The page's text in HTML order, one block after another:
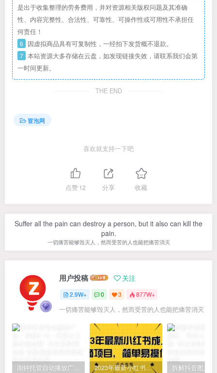
是出于收集整理的劳务费用，并对资源相关版权问题及其准确
性、内容完整性、合法性、可靠性、可操作性或可用性不承担任
何责任！
6 因虚拟商品具有可复制性，一经拍下发货概不退款。
7 本站资源大多存储在云盘，如发现链接失效，请联系我们会第
一时间更新。
THE END
冒泡网
喜欢就支持一下吧
点赞12 分享 收藏
Suffer all the pain can destroy a person, but it also can kill the
pain.
一切痛苦能够毁灭人，然而受苦的人也能把痛苦消灭
用户投稿 关注
2.9W+ 0 3 877W+
一切痛苦能够毁灭人，然而受苦的人也能把痛苦消灭
闹钟托管自动播放广告，单机5-10，无需人工操作 2023年最新小红书成人电商项目，简单易操作【详细教程】